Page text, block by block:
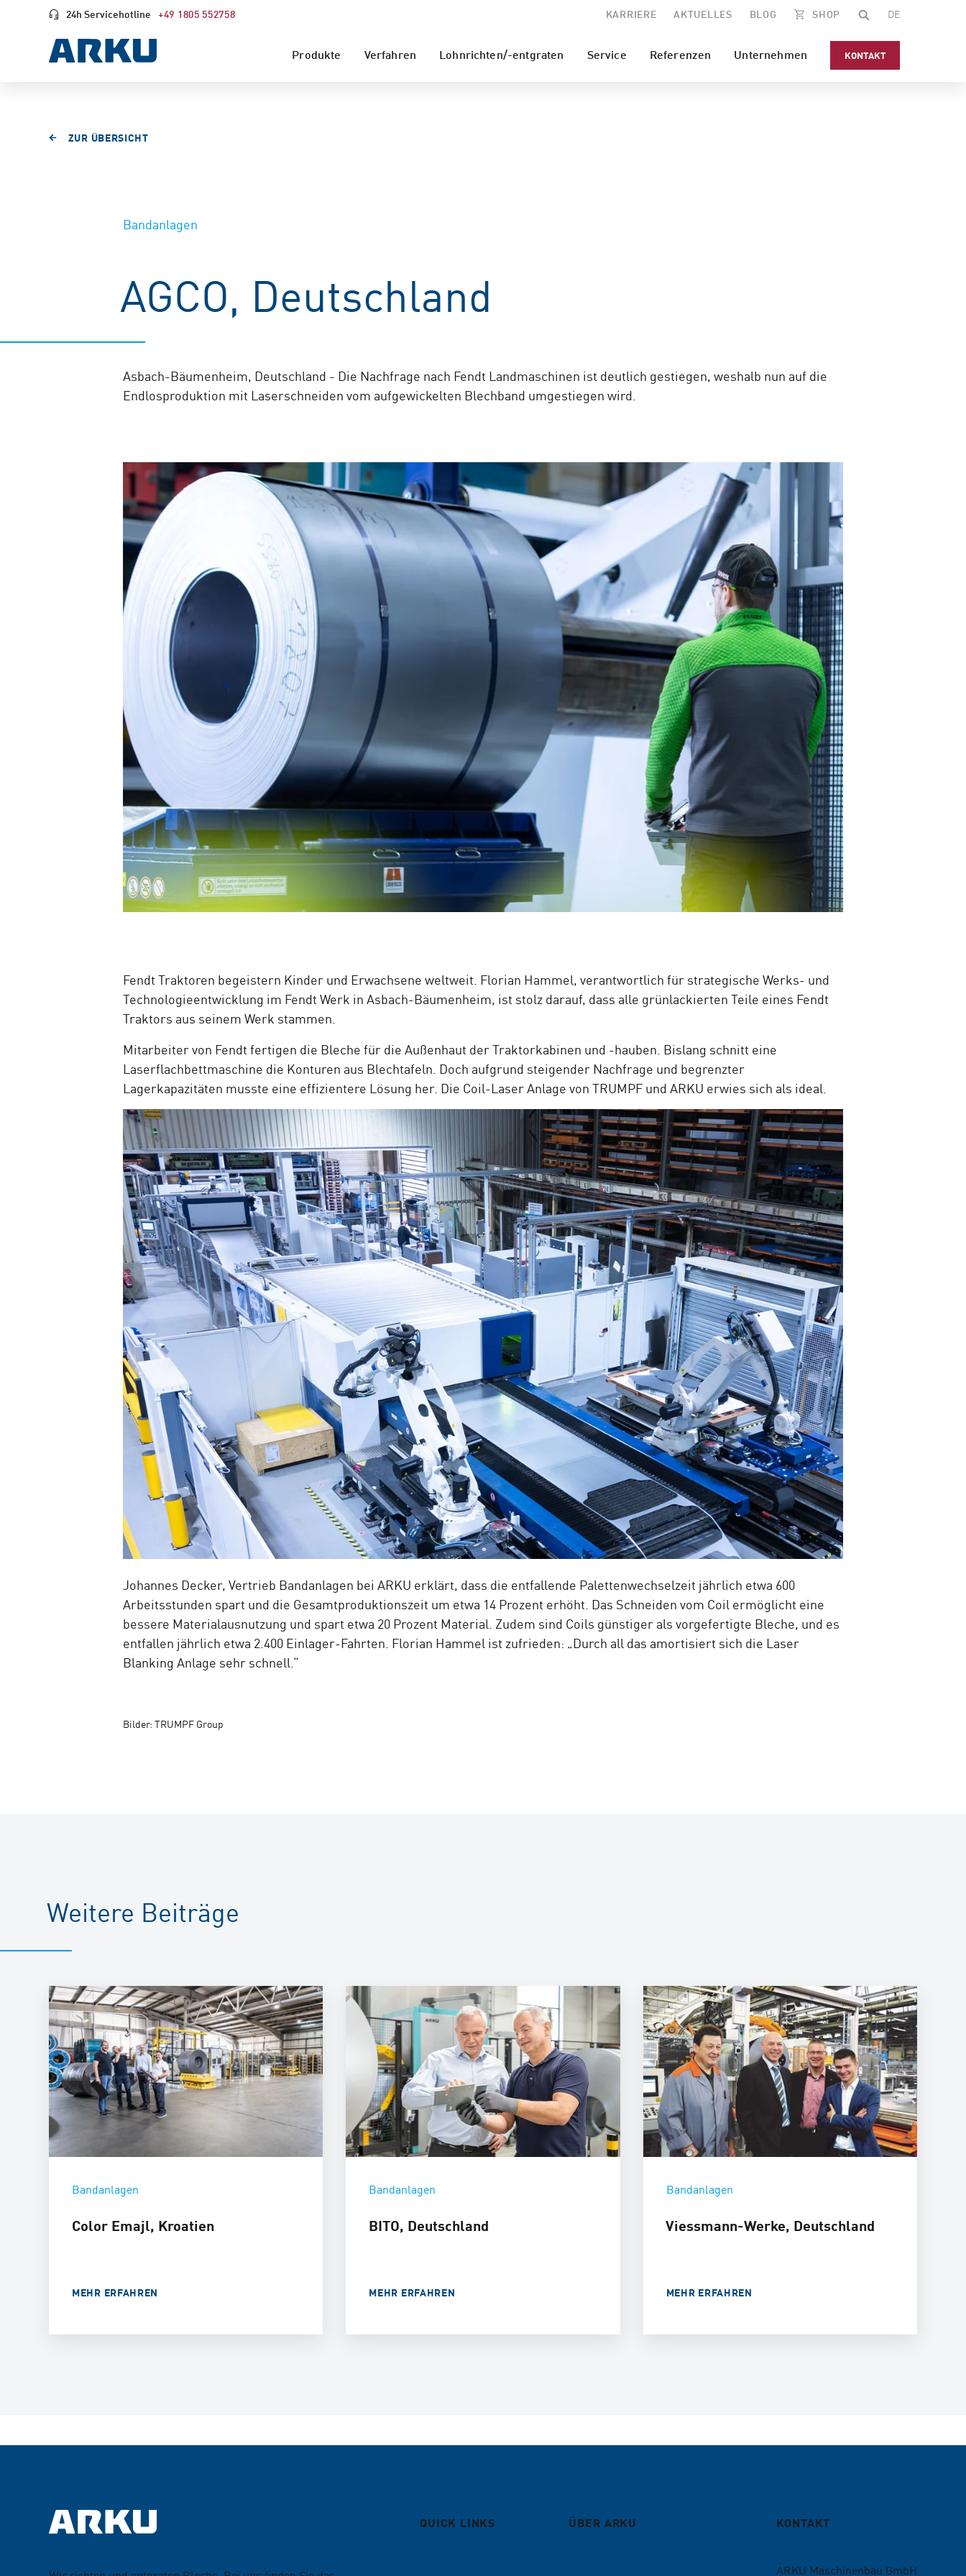
24h Servicehotline +49 1805 552758 KARRIERE AKTUELLES BLOG SHOP DE
Produkte Verfahren Lohnrichten/-entgraten Service Referenzen Unternehmen KONTAKT
ZUR ÜBERSICHT
Bandanlagen
AGCO, Deutschland
Asbach-Bäumenheim, Deutschland - Die Nachfrage nach Fendt Landmaschinen ist deutlich gestiegen, weshalb nun auf die
Endlosproduktion mit Laserschneiden vom aufgewickelten Blechband umgestiegen wird.
Fendt Traktoren begeistern Kinder und Erwachsene weltweit. Florian Hammel, verantwortlich für strategische Werks- und
Technologieentwicklung im Fendt Werk in Asbach-Bäumenheim, ist stolz darauf, dass alle grünlackierten Teile eines Fendt
Traktors aus seinem Werk stammen.
Mitarbeiter von Fendt fertigen die Bleche für die Außenhaut der Traktorkabinen und -hauben. Bislang schnitt eine
Laserflachbettmaschine die Konturen aus Blechtafeln. Doch aufgrund steigender Nachfrage und begrenzter
Lagerkapazitäten musste eine effizientere Lösung her. Die Coil-Laser Anlage von TRUMPF und ARKU erwies sich als ideal.
Johannes Decker, Vertrieb Bandanlagen bei ARKU erklärt, dass die entfallende Palettenwechselzeit jährlich etwa 600
Arbeitsstunden spart und die Gesamtproduktionszeit um etwa 14 Prozent erhöht. Das Schneiden vom Coil ermöglicht eine
bessere Materialausnutzung und spart etwa 20 Prozent Material. Zudem sind Coils günstiger als vorgefertigte Bleche, und es
entfallen jährlich etwa 2.400 Einlager-Fahrten. Florian Hammel ist zufrieden: „Durch all das amortisiert sich die Laser
Blanking Anlage sehr schnell.“
Bilder: TRUMPF Group
Weitere Beiträge
Bandanlagen
Color Emajl, Kroatien
MEHR ERFAHREN
Bandanlagen
BITO, Deutschland
MEHR ERFAHREN
Bandanlagen
Viessmann-Werke, Deutschland
MEHR ERFAHREN
QUICK LINKS ÜBER ARKU KONTAKT
ARKU Maschinenbau GmbH